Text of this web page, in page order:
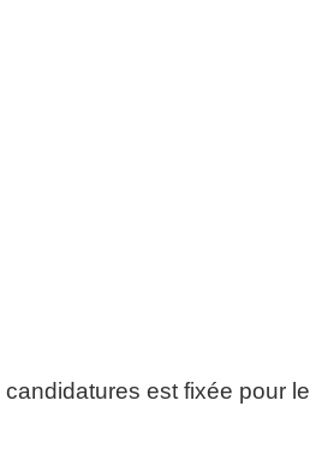
est fixée pour le